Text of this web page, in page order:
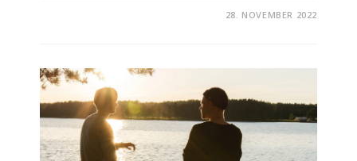
14.12.2022
28. NOVEMBER 2022